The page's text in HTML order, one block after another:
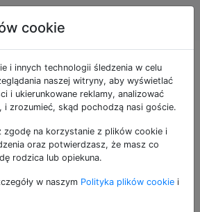
Android Tagi
otagowane
sposób całkowitego
dialera, w tym
alarmowych, aby stary
„tabletem”?
cookie
i innych technologii śledzenia w celu
naszej witryny, aby wyświetlać
i ukierunkowane reklamy, analizować
i zrozumieć, skąd pochodzą nasi goście.
zgodę na korzystanie z plików cookie i
oraz potwierdzasz, że masz co
rodzica lub opiekuna.
w naszym Polityka plików cookie i